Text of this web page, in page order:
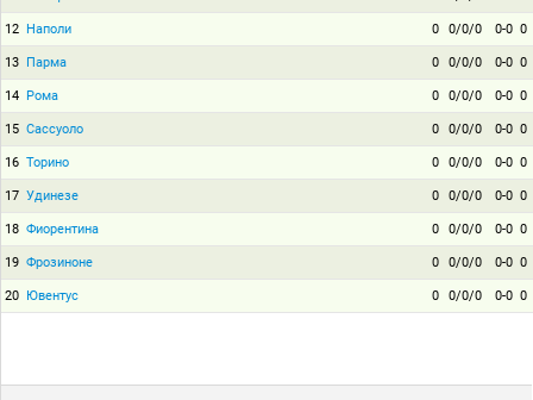
12 Наполи 0 0/0/0 0-0 0
13 Парма 0 0/0/0 0-0 0
14 Рома 0 0/0/0 0-0 0
15 Сассуоло 0 0/0/0 0-0 0
16 Торино 0 0/0/0 0-0 0
17 Удинезе 0 0/0/0 0-0 0
18 Фиорентина 0 0/0/0 0-0 0
19 Фрозиноне 0 0/0/0 0-0 0
20 Ювентус 0 0/0/0 0-0 0